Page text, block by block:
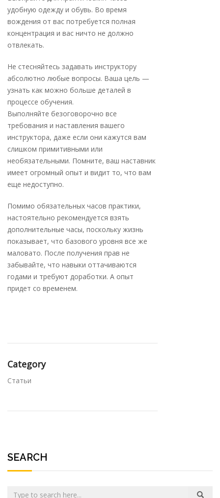
удобную одежду и обувь. Во время
вождения от вас потребуется полная
концентрация и вас ничто не должно
отвлекать.
Не стесняйтесь задавать инструктору
абсолютно любые вопросы. Ваша цель —
узнать как можно больше деталей в
процессе обучения.
Выполняйте безоговорочно все
требования и наставления вашего
инструктора, даже если они кажутся вам
слишком примитивными или
необязательными. Помните, ваш наставник
имеет огромный опыт и видит то, что вам
еще недоступно.
Помимо обязательных часов практики,
настоятельно рекомендуется взять
дополнительные часы, поскольку жизнь
показывает, что базового уровня все же
маловато. После получения прав не
забывайте, что навыки оттачиваются
годами и требуют доработки. А опыт
придет со временем.
Category
Статьи
SEARCH